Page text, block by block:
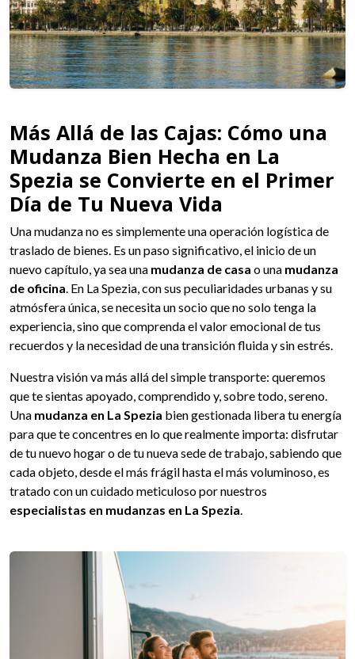
Más Allá de las Cajas: Cómo una
Mudanza Bien Hecha en La
Spezia se Convierte en el Primer
Día de Tu Nueva Vida
Una mudanza no es simplemente una operación logística de
traslado de bienes. Es un paso significativo, el inicio de un
nuevo capítulo, ya sea una mudanza de casa o una mudanza
de oficina. En La Spezia, con sus peculiaridades urbanas y su
atmósfera única, se necesita un socio que no solo tenga la
experiencia, sino que comprenda el valor emocional de tus
recuerdos y la necesidad de una transición fluida y sin estrés.
Nuestra visión va más allá del simple transporte: queremos
que te sientas apoyado, comprendido y, sobre todo, sereno.
Una mudanza en La Spezia bien gestionada libera tu energía
para que te concentres en lo que realmente importa: disfrutar
de tu nuevo hogar o de tu nueva sede de trabajo, sabiendo que
cada objeto, desde el más frágil hasta el más voluminoso, es
tratado con un cuidado meticuloso por nuestros
especialistas en mudanzas en La Spezia.